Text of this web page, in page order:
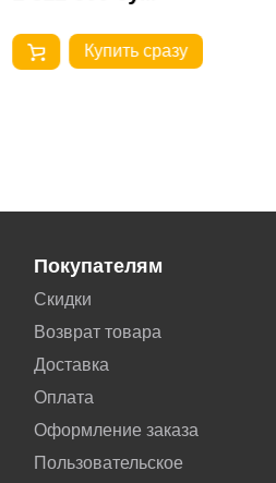
Купить сразу
Покупателям
Скидки
Возврат товара
Доставка
Оплата
Оформление заказа
Пользовательское